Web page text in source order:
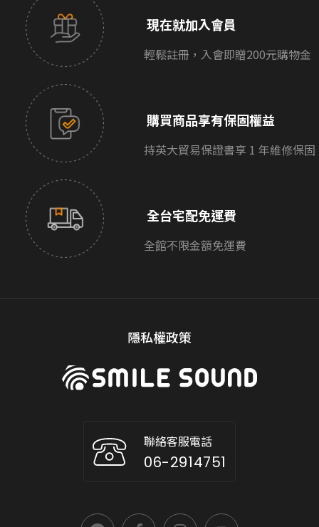
現在就加入會員
輕鬆註冊，入會即贈200元購物金
購買商品享有保固權益
持英大貿易保證書享 1 年維修保固
全台宅配免運費
全館不限金額免運費
隱私權政策
聯絡客服電話
06-2914751